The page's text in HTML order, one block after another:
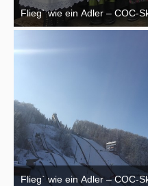
Flieg` wie ein Adler – COC-
26. Februar 2017
Flieg` wie ein Adler – COC-